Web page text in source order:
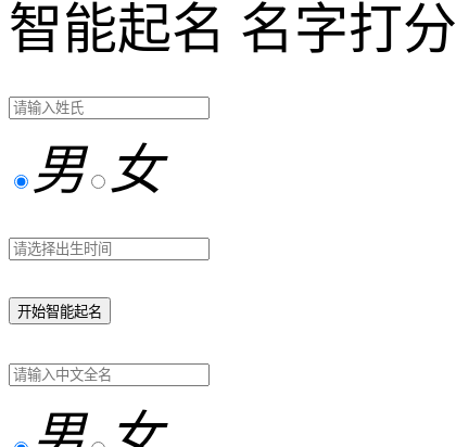
智能起名 名字打分
男 女
开始智能起名